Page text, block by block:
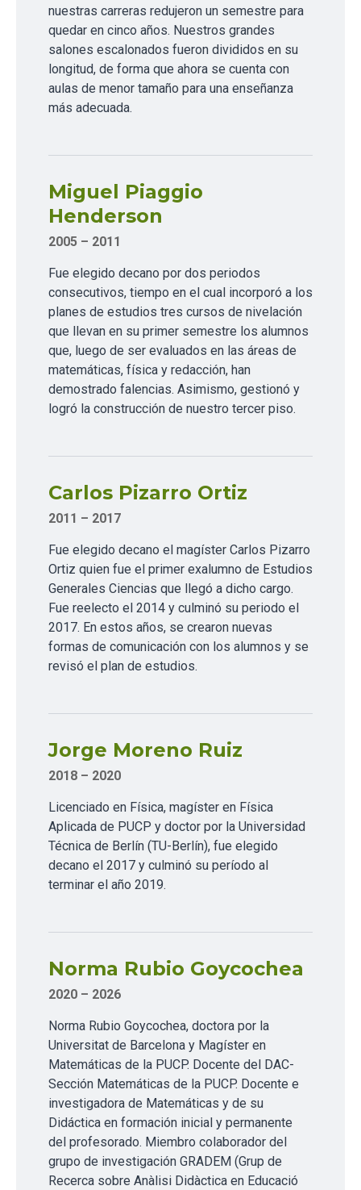
nuestras carreras redujeron un semestre para
quedar en cinco años. Nuestros grandes
salones escalonados fueron divididos en su
longitud, de forma que ahora se cuenta con
aulas de menor tamaño para una enseñanza
más adecuada.
Miguel Piaggio
Henderson
2005 – 2011
Fue elegido decano por dos periodos
consecutivos, tiempo en el cual incorporó a los
planes de estudios tres cursos de nivelación
que llevan en su primer semestre los alumnos
que, luego de ser evaluados en las áreas de
matemáticas, física y redacción, han
demostrado falencias. Asimismo, gestionó y
logró la construcción de nuestro tercer piso.
Carlos Pizarro Ortiz
2011 – 2017
Fue elegido decano el magíster Carlos Pizarro
Ortiz quien fue el primer exalumno de Estudios
Generales Ciencias que llegó a dicho cargo.
Fue reelecto el 2014 y culminó su periodo el
2017. En estos años, se crearon nuevas
formas de comunicación con los alumnos y se
revisó el plan de estudios.
Jorge Moreno Ruiz
2018 – 2020
Licenciado en Física, magíster en Física
Aplicada de PUCP y doctor por la Universidad
Técnica de Berlín (TU-Berlín), fue elegido
decano el 2017 y culminó su período al
terminar el año 2019.
Norma Rubio Goycochea
2020 – 2026
Norma Rubio Goycochea, doctora por la
Universitat de Barcelona y Magíster en
Matemáticas de la PUCP. Docente del DAC-
Sección Matemáticas de la PUCP. Docente e
investigadora de Matemáticas y de su
Didáctica en formación inicial y permanente
del profesorado. Miembro colaborador del
grupo de investigación GRADEM (Grup de
Recerca sobre Anàlisi Didàctica en Educació